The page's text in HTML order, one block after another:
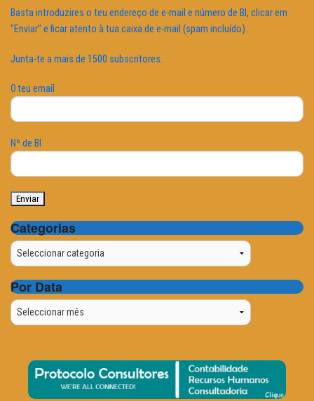
Basta introduzires o teu endereço de e-mail e número de BI, clicar em
"Enviar" e ficar atento à tua caixa de e-mail (spam incluído).
Junta-te a mais de 1500 subscritores.
O teu email
Nº de BI
Categorias
Categorias
Por Data
Por
Data